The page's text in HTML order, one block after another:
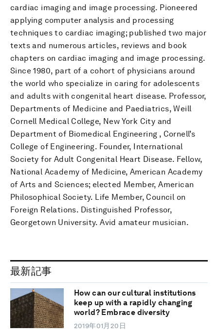
cardiac imaging and image processing. Pioneered
applying computer analysis and processing
techniques to cardiac imaging; published two major
texts and numerous articles, reviews and book
chapters on cardiac imaging and image processing.
Since 1980, part of a cohort of physicians around
the world who specialize in caring for adolescents
and adults with congenital heart disease. Professor,
Departments of Medicine and Paediatrics, Weill
Cornell Medical College, New York City and
Department of Biomedical Engineering , Cornell’s
College of Engineering. Founder, International
Society for Adult Congenital Heart Disease. Fellow,
National Academy of Medicine, American Academy
of Arts and Sciences; elected Member, American
Philosophical Society. Life Member, Council on
Foreign Relations. Distinguished Professor,
Georgetown University. Avid amateur musician.
最新記事
How can our cultural institutions
keep up with a rapidly changing
world? Embrace diversity
2019年01月20日